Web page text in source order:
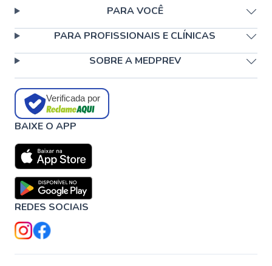
PARA VOCÊ
PARA PROFISSIONAIS E CLÍNICAS
SOBRE A MEDPREV
Verificada por
BAIXE O APP
REDES SOCIAIS